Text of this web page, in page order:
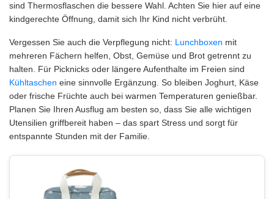
sind Thermosflaschen die bessere Wahl. Achten Sie hier auf eine
kindgerechte Öffnung, damit sich Ihr Kind nicht verbrüht.
Vergessen Sie auch die Verpflegung nicht: Lunchboxen mit
mehreren Fächern helfen, Obst, Gemüse und Brot getrennt zu
halten. Für Picknicks oder längere Aufenthalte im Freien sind
Kühltaschen eine sinnvolle Ergänzung. So bleiben Joghurt, Käse
oder frische Früchte auch bei warmen Temperaturen genießbar.
Planen Sie Ihren Ausflug am besten so, dass Sie alle wichtigen
Utensilien griffbereit haben – das spart Stress und sorgt für
entspannte Stunden mit der Familie.